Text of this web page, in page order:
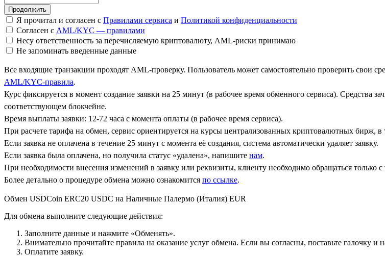
Я прочитал и согласен с Правилами сервиса и Политикой конфиденциальности
Согласен с AML/KYC — правилами
Несу ответственность за перечисляемую криптовалюту, AML-риски принимаю
Не запоминать введенные данные
Все входящие транзакции проходят AML-проверку. Пользователь может самостоятельно проверить свои
AML/KYC-правила.
Курс фиксируется в момент создание заявки на 25 минут (в рабочее время обменного сервиса). Средства
соответствующем блокчейне.
Время выплаты заявки: 12-72 часа с момента оплаты (в рабочее время сервиса).
При расчете тарифа на обмен, сервис ориентируется на курсы централизованных криптовалютных бирж, в
Если заявка не оплачена в течение 25 минут с момента её создания, система автоматически удаляет заявку.
Если заявка была оплачена, но получила статус «удалена», напишите нам.
При необходимости внесения изменений в заявку или реквизиты, клиенту необходимо обращаться только
Более детально о процедуре обмена можно ознакомится по ссылке.
Обмен USDCoin ERC20 USDC на Наличные Палермо (Италия) EUR
Для обмена выполните следующие действия:
Заполните данные и нажмите «Обменять».
Внимательно прочитайте правила на оказание услуг обмена. Если вы согласны, поставьте галочку и
Оплатите заявку.